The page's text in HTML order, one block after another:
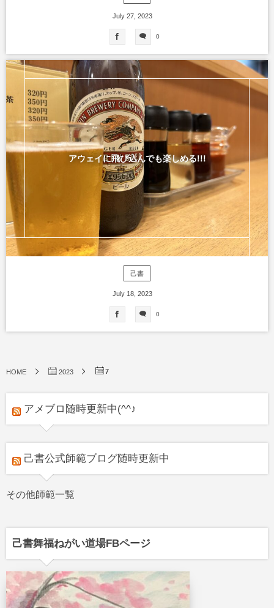
July 27 2023
0
アウェイに飛び込んでも楽しめる!!!
己書
July 18 2023
0
HOME 2023 7
アメブロ随時更新中(^^♪
己書公式師範ブログ随時更新中
その他師範一覧
己書舞福ねがい道場FBページ